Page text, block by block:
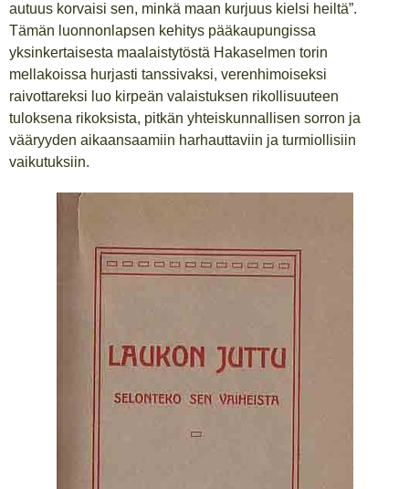
autuus korvaisi sen, minkä maan kurjuus kielsi heiltä”.
Tämän luonnonlapsen kehitys pääkaupungissa
yksinkertaisesta maalaistytöstä Hakaselmen torin
mellakoissa hurjasti tanssivaksi, verenhimoiseksi
raivottareksi luo kirpeän valaistuksen rikollisuuteen
tuloksena rikoksista, pitkän yhteiskunnallisen sorron ja
vääryyden aikaansaamiin harhauttaviin ja turmiollisiin
vaikutuksiin.